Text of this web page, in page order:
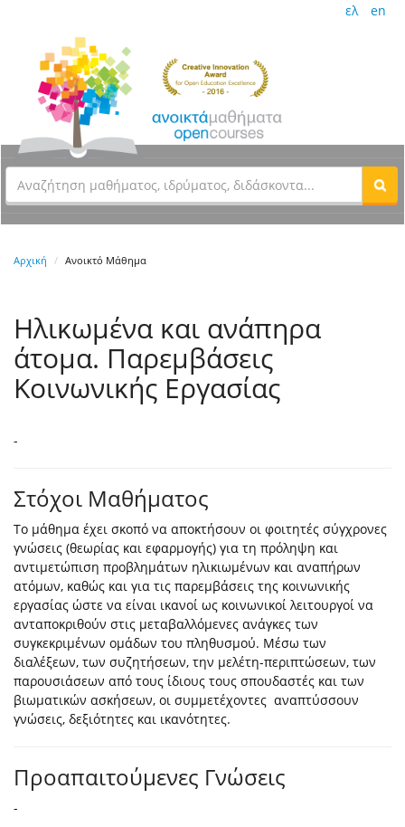
ελ en
Αρχική Ανοικτό Μάθημα
Ηλικωμένα και ανάπηρα
άτομα. Παρεμβάσεις
Κοινωνικής Εργασίας
-
Στόχοι Μαθήματος
Το μάθημα έχει σκοπό να αποκτήσουν οι φοιτητές σύγχρονες
γνώσεις (θεωρίας και εφαρμογής) για τη πρόληψη και
αντιμετώπιση προβλημάτων ηλικιωμένων και αναπήρων
ατόμων, καθώς και για τις παρεμβάσεις της κοινωνικής
εργασίας ώστε να είναι ικανοί ως κοινωνικοί λειτουργοί να
ανταποκριθούν στις μεταβαλλόμενες ανάγκες των
συγκεκριμένων ομάδων του πληθυσμού. Μέσω των
διαλέξεων, των συζητήσεων, την μελέτη-περιπτώσεων, των
παρουσιάσεων από τους ίδιους τους σπουδαστές και των
βιωματικών ασκήσεων, οι συμμετέχοντες αναπτύσσουν
γνώσεις, δεξιότητες και ικανότητες.
Προαπαιτούμενες Γνώσεις
-